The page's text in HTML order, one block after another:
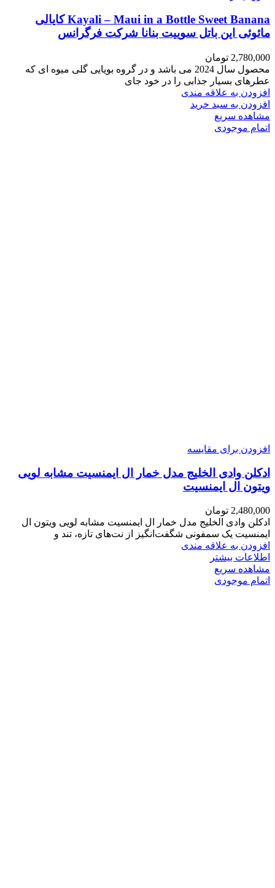
Kayali – Maui in a Bottle Sweet Banana کایالی
مائوئی این باتل سوییت بنانا شرکت فرگرانس
2,780,000 تومان
محصول سال 2024 می باشد و در گروه بویایی گلی میوه ای که
عطرهای بسیار جذابی را در خود جای
افزودن به علاقه مندی
افزودن به سبد خرید
مشاهده سریع
اتمام موجودی
افزودن برای مقایسه
ادکلن وادی الخلیج مدل خمار ال ایمنسیت مشابه لویی
ویتون ال ایمنسیت
2,480,000 تومان
ادکلن وادی الخلیج مدل خمار ال ایمنسیت مشابه لویی ویتون ال
ایمنسیت یک سمفونی شگفت‌انگیز از نت‌های تازه، تند و
افزودن به علاقه مندی
اطلاعات بیشتر
مشاهده سریع
اتمام موجودی